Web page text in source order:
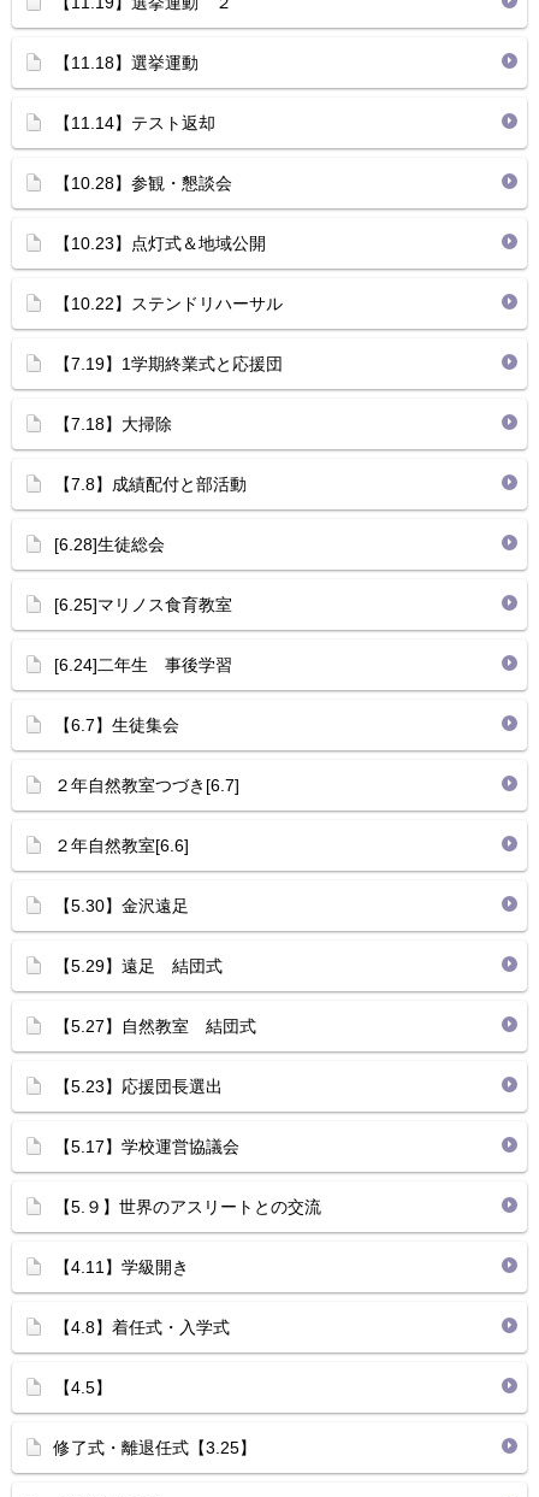
【11.18】選挙運動
【11.14】テスト返却
【10.28】参観・懇談会
【10.23】点灯式＆地域公開
【10.22】ステンドリハーサル
【7.19】1学期終業式と応援団
【7.18】大掃除
【7.8】成績配付と部活動
[6.28]生徒総会
[6.25]マリノス食育教室
[6.24]二年生 事後学習
【6.7】生徒集会
２年自然教室つづき[6.7]
２年自然教室[6.6]
【5.30】金沢遠足
【5.29】遠足 結団式
【5.27】自然教室 結団式
【5.23】応援団長選出
【5.17】学校運営協議会
【5.９】世界のアスリートとの交流
【4.11】学級開き
【4.8】着任式・入学式
【4.5】
修了式・離退任式【3.25】